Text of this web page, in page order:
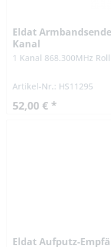
Eldat
Kanal
1 Kanal 868.300MHz
Artikel-Nr.: HS11295
52,00 € *
Eldat Aufputz-